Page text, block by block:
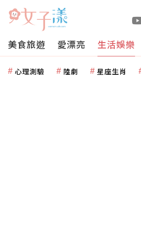
美食旅遊 愛漂亮 生活娛樂
心理測驗 陸劇 星座生肖